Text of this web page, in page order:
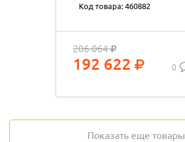
Код товара: 460882
206 064
192 622 0
Показать еще товары